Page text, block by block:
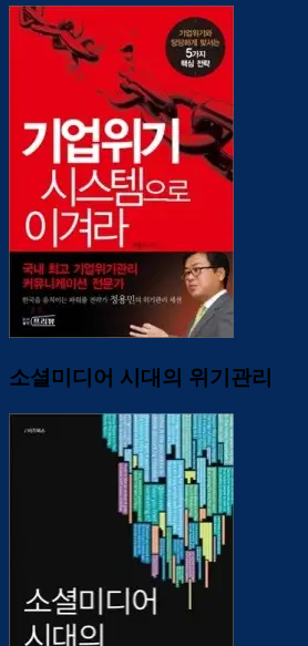
소셜미디어 시대의 위기관리